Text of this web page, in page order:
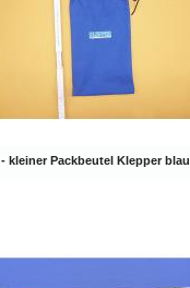
- kleiner Packbeutel Klepper blau